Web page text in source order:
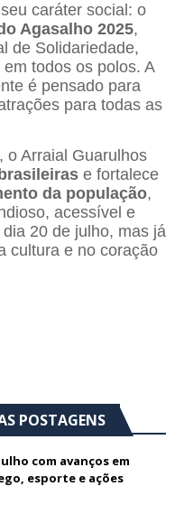
caráter social: o
Agasalho 2025,
de Solidariedade,
todos os polos. A
é pensado para
para todas as
o Arraial Guarulhos
e fortalece
da população,
acessível e
20 de julho, mas já
cultura e no coração
POSTAGENS
com avanços em
esporte e ações